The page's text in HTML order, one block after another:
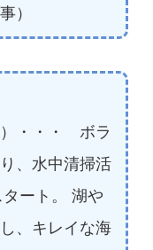
）
）・・・ ボラ
、水中清掃活
ート。 湖や
、キレイな海